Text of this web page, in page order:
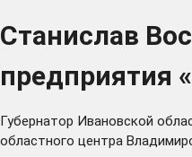
Станислав
предприятия
Губернатор Ивановской
областного центра